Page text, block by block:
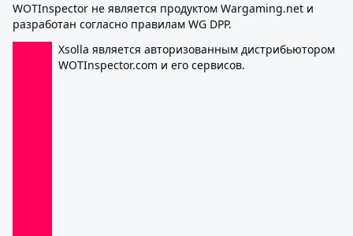
WOTInspector не является продуктом Wargaming.net и
разработан согласно правилам WG DPP.
Xsolla является авторизованным дистрибьютором
WOTInspector.com и его сервисов.